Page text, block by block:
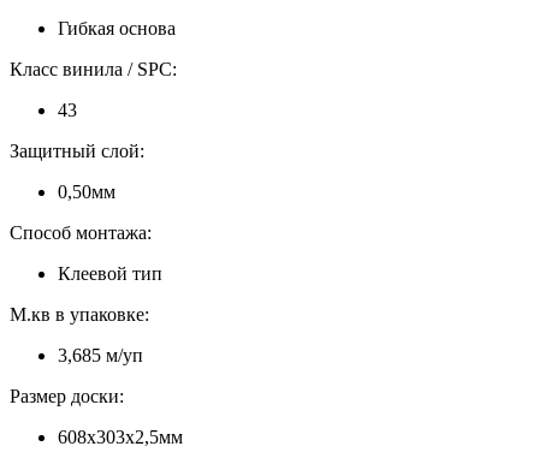
Гибкая основа
Класс винила / SPC:
43
Защитный слой:
0,50мм
Способ монтажа:
Клеевой тип
М.кв в упаковке:
3,685 м/уп
Размер доски:
608х303х2,5мм